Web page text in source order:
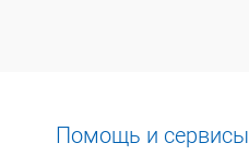
Помощь и сервисы